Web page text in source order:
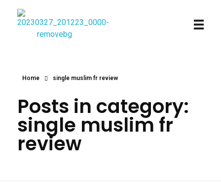
Home single muslim fr review
Posts in category:
single muslim fr
review